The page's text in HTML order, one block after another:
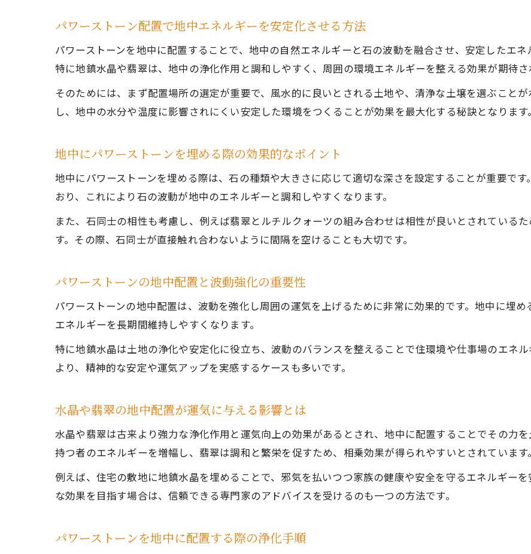
運気アップに効くパワーストーン埋め方と注意点
水晶や地鎮水晶で運気アップする埋設の秘訣
パワーストーンの効果を引き出す埋設準備と環境選
地鎮水晶や翡翠の配置相性を見極めたい方に
パワーストーン同士の相性と地中配置のポイント
糸魚川翡翠と相性の良い石を活かした配置法
パワーストーンの相性が地中配置に与える影響
パワーストーン埋設時に避けるべき場所と注意点
パワーストーンを置いてはいけない場所の判断基準
パワーストーンの効果を損なう埋め方を防ぐ方法
パワーストーンのエネルギー維持に必要なメンテナン
エネルギーを保つパワーストーンのリセット手順
最強パワーストーンを維持する地中での工夫
パワーストーンの波動を最大化する地中活用術
パワーストーン波動強化のための地中配置テクニッ
地中でのパワーストーン活用がもたらす効果とは
パワーストーンの波動を高める配置ポイント
パワーストーン配置で地中エネルギーを安定化させる方法
パワーストーンを地中に配置することで、地中の自然エネルギーと石の波動を融合させ、安定したエネ
特に地鎮水晶や翡翠は、地中の浄化作用と調和しやすく、周囲の環境エネルギーを整える効果が期待さ
そのためには、まず配置場所の選定が重要で、風水的に良いとされる土地や、清浄な土壌を選ぶこと
し、地中の水分や温度に影響されにくい安定した環境をつくることが効果を最大化する秘訣となります。
地中にパワーストーンを埋める際の効果的なポイント
地中にパワーストーンを埋める際は、石の種類や大きさに応じて適切な深さを設定することが重要で
おり、これにより石の波動が地中のエネルギーと調和しやすくなります。
また、石同士の相性も考慮し、例えば翡翠とルチルクォーツの組み合わせは相性が良いとされている
す。その際、石同士が直接触れ合わないように間隔を空けることも大切です。
パワーストーンの地中配置と波動強化の重要性
パワーストーンの地中配置は、波動を強化し周囲の運気を上げるために非常に効果的です。地中に埋
エネルギーを長期間維持しやすくなります。
特に地鎮水晶は土地の浄化や安定化に役立ち、波動のバランスを整えることで住環境や仕事場のエネ
より、精神的な安定や運気アップを実感するケースも多いです。
水晶や翡翠の地中配置が運気に与える影響とは
水晶や翡翠は古来より強力な浄化作用と運気向上の効果があるとされ、地中に配置することでその力
持つ者のエネルギーを増幅し、翡翠は調和と繁栄を促すため、相乗効果が得られやすいとされています。
例えば、住宅の敷地に地鎮水晶を埋めることで、邪気を払いつつ家族の健康や安全を守るエネルギー
な効果を目指す場合は、信頼できる専門家のアドバイスを受けるのも一つの方法です。
パワーストーンを地中に配置する際の浄化手順